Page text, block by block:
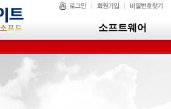
소프트웨어